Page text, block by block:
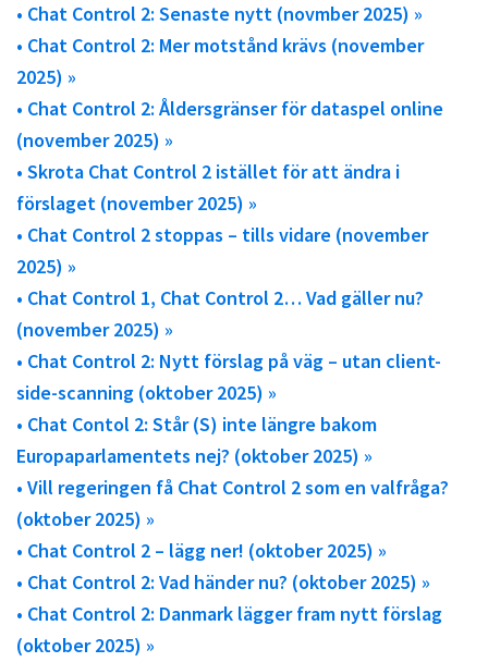
• Chat Control 2: Senaste nytt (novmber 2025) »
• Chat Control 2: Mer motstånd krävs (november
2025) »
• Chat Control 2: Åldersgränser för dataspel online
(november 2025) »
• Skrota Chat Control 2 istället för att ändra i
förslaget (november 2025) »
• Chat Control 2 stoppas – tills vidare (november
2025) »
• Chat Control 1, Chat Control 2… Vad gäller nu?
(november 2025) »
• Chat Control 2: Nytt förslag på väg – utan client-
side-scanning (oktober 2025) »
• Chat Contol 2: Står (S) inte längre bakom
Europaparlamentets nej? (oktober 2025) »
• Vill regeringen få Chat Control 2 som en valfråga?
(oktober 2025) »
• Chat Control 2 – lägg ner! (oktober 2025) »
• Chat Control 2: Vad händer nu? (oktober 2025) »
• Chat Control 2: Danmark lägger fram nytt förslag
(oktober 2025) »